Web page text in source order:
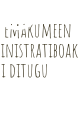
ditugu